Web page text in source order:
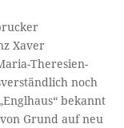
Xaver
Theresien-
noch
bekannt
Grund auf neu